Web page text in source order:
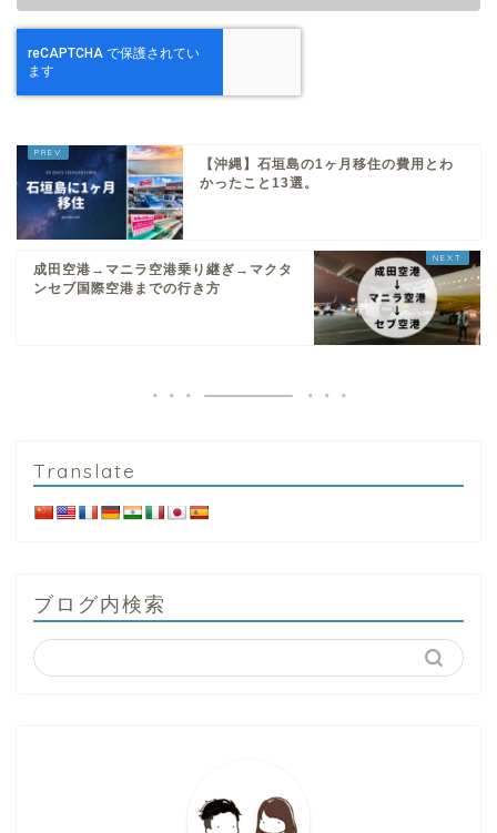
【沖縄】石垣島の1ヶ月移住の費用とわ
かったこと13選。
成田空港→マニラ空港乗り継ぎ→マクタ
ンセブ国際空港までの行き方
Translate
ブログ内検索